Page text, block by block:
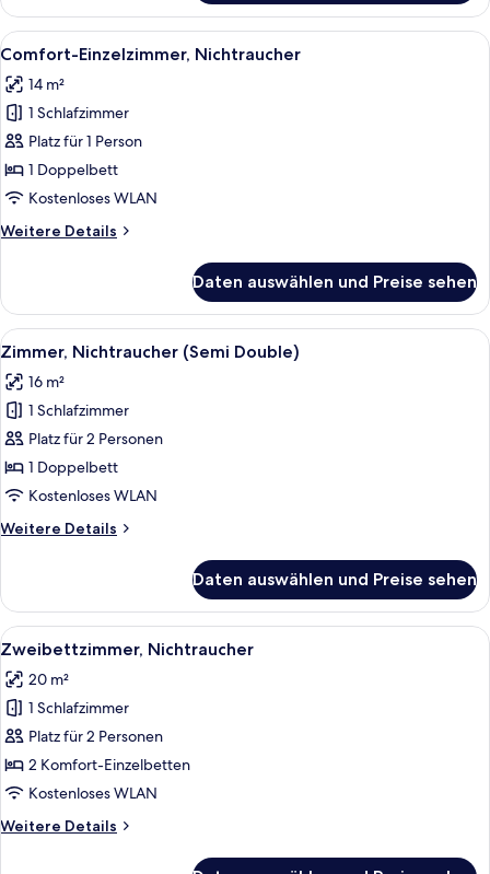
Raucher
(Only
E-
Allowed)
Alle
Fotos
für
Comfort-
Einzelzimmer,
Nichtraucher
anzeigen
Comfort-Einzelzimmer,
3
Comfort-Einzelzimmer, Nichtraucher
14 m²
1 Schlafzimmer
Platz für 1 Person
1 Doppelbett
Kostenloses WLAN
Weitere Details
Weitere
Einzelzimmer,
Nichtraucher
Daten auswählen und Preise sehen
Alle
Fotos
für
Zimmer,
Nichtraucher
(Semi
Double)
Zimmer, Nichtraucher (Semi
2
Zimmer, Nichtraucher (Semi Double)
16 m²
1 Schlafzimmer
Platz für 2 Personen
1 Doppelbett
Kostenloses WLAN
Weitere Details
Weitere
Nichtraucher
(Semi
Double)
Daten auswählen und Preise sehen
Alle
Fotos
für
Zweibettzimmer,
Nichtraucher
anzeigen
Schreibtisch, laptopgeeigneter
2
Zweibettzimmer, Nichtraucher
20 m²
1 Schlafzimmer
Platz für 2 Personen
2 Komfort-Einzelbetten
Kostenloses WLAN
Weitere Details
Weitere